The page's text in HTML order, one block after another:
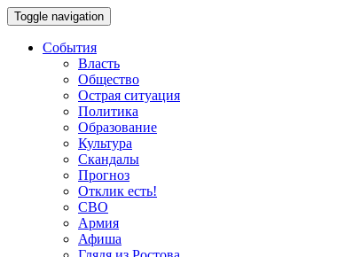
Toggle navigation
События
Власть
Общество
Острая ситуация
Политика
Образование
Культура
Скандалы
Прогноз
Отклик есть!
СВО
Армия
Афиша